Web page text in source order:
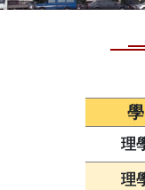
理
理